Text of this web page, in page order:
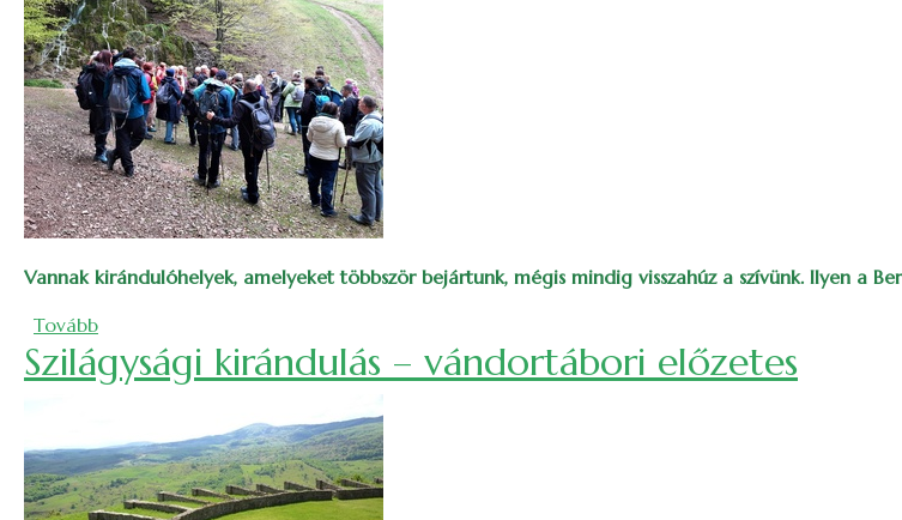
Vannak kirándulóhelyek, amelyeket többször bejártunk, mégis mindig visszahúz a szívünk. Ilyen a
Tovább(A Berettyó-forrás, ahova szívesen térünk vissza)
Szilágysági kirándulás – vándortábori előzetes